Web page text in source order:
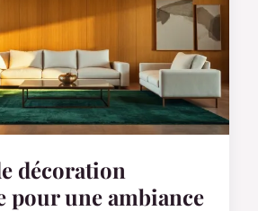
décoration
pour une ambiance